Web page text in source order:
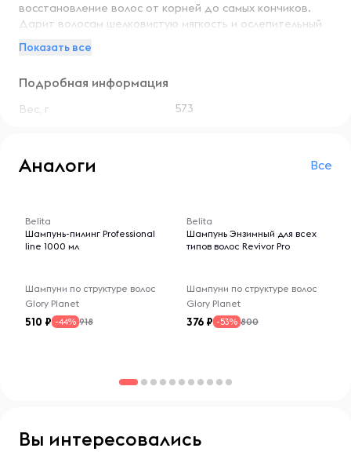
восстановление волос от корней до самых кончиков.
Дарит волосам шелковистую мягкость и ослепительный
запаивает секущиеся кончики, улучшает расчесывание.
ломкость, запаивает секущиеся кончики, улучшает
расчесывание. БЕЗ УТЯЖЕЛЕНИЯ.
Показать все
Подробная информация
Вес, г 573
Аналоги Все
Belita
Шампунь-пилинг Professional
line 1000 мл
Шампуни по структуре волос
Glory Planet
510 -44% 918
Belita
Шампунь Энзимный для всех
типов волос Revivor Pro
Шампуни по структуре волос
Glory Planet
376 -53% 800
Вы интересовались